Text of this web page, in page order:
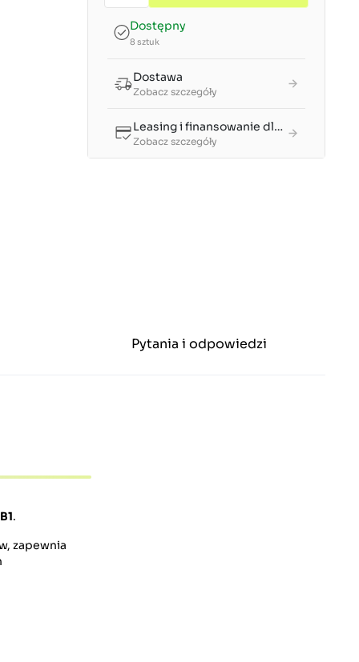
Dostępny
8 sztuk
Dostawa
Zobacz szczegóły
Leasing i finansowanie dla firm
Zobacz szczegóły
Pytania i odpowiedzi
B1.
zapewnia